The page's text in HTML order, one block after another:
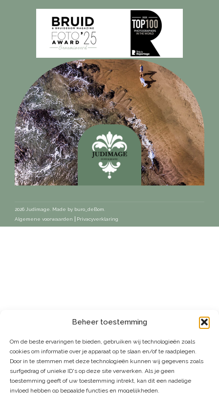
Beheer toestemming
Om de beste ervaringen te bieden, gebruiken wij technologieën zoals
cookies om informatie over je apparaat op te slaan en/of te raadplegen.
Door in te stemmen met deze technologieën kunnen wij gegevens zoals
surfgedrag of unieke ID's op deze site verwerken. Als je geen
toestemming geeft of uw toestemming intrekt, kan dit een nadelige
invloed hebben op bepaalde functies en mogelijkheden.
2026 Judimage. Made by buro_deBom.
Algemene voorwaarden
Privacyverklaring